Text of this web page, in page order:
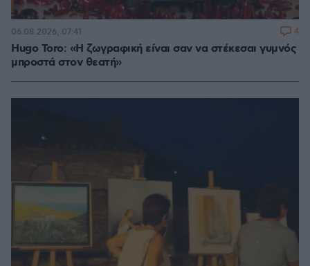
Hugo Toro: «Η ζωγραφική είναι σαν να στέκεσαι γυμνός
μπροστά στον θεατή»
06.08.2026, 07:41 4